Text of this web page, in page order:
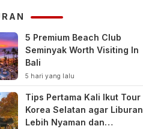
5 Premium Beach Club
Seminyak Worth Visiting In
Bali
5 hari yang lalu
Tips Pertama Kali Ikut Tour
Korea Selatan agar Liburan
Lebih Nyaman dan